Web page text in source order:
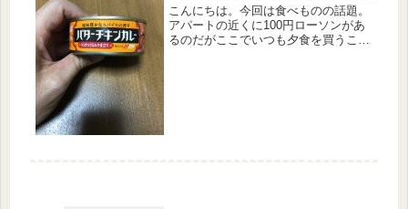
こんにちは。今回は食べものの話題。
アパートの近くに100円ローソンがあ
るのだがここでいつも夕食を買うこと